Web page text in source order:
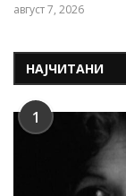
Никол Кидман во
се смееше
август 7, 2026
НАЈЧИТАНИ
1